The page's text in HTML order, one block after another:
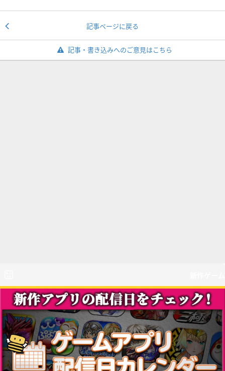
記事ページに戻る
記事・書き込みへのご意見はこちら